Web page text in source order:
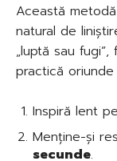
Această
natural de
„luptă sau
practică
Inspiră lent
Menține-și
secunde.